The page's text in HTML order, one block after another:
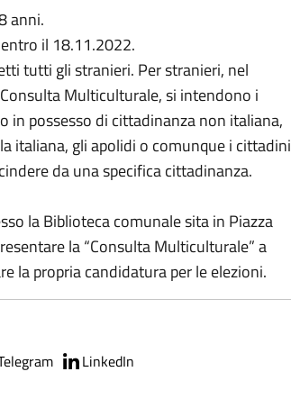
anni.
il 18.11.2022.
tutti gli stranieri. Per stranieri, nel
Multiculturale, si intendono i
in possesso di cittadinanza non italiana,
italiana, gli apolidi o comunque i cittadini
da una specifica cittadinanza.
la Biblioteca comunale sita in Piazza
la “Consulta Multiculturale” a
la propria candidatura per le elezioni.
LinkedIn